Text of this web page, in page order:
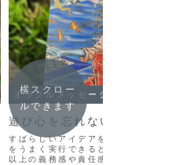
オラクルメッセージ
遊び心を忘れない
すばらしいアイデアを思いついて、それ
をうまく実行できるとき、そこでは必要
以上の義務感や責任感は感じていないも
横スクロー
ルできます